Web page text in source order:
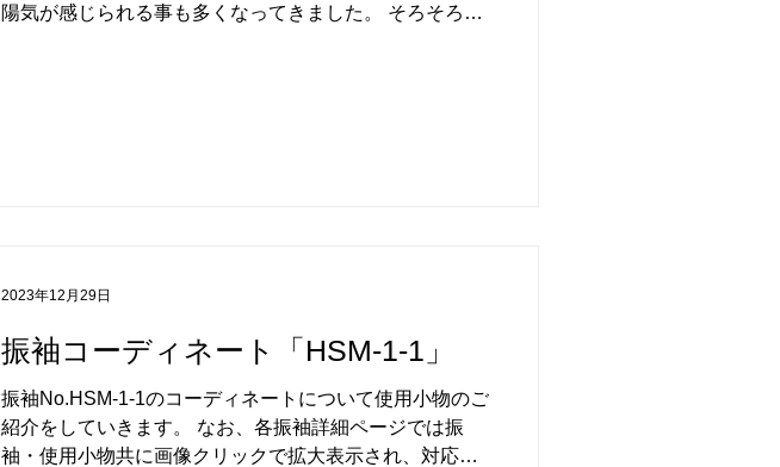
陽気が感じられる事も多くなってきました。 そろそろ来
振袖コーディネート「HSM-1-1」
振袖No.HSM-1-1のコーディネートについて使用小物のご
紹介をしていきます。 なお、各振袖詳細ページでは振
袖・使用小物共に画像クリックで拡大表示され、対応サ
2023年12月29日